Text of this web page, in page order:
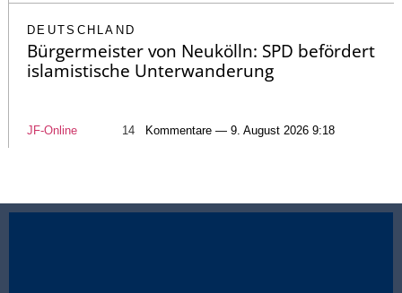
DEUTSCHLAND
Bürgermeister von Neukölln: SPD befördert
islamistische Unterwanderung
JF-Online 14 Kommentare — 9. August 2026 9:18